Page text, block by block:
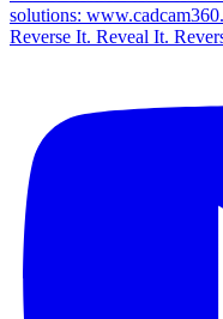
Reverse It. Reveal It.